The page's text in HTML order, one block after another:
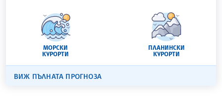
МОРСКИ
КУРОРТИ
ПЛАНИНСКИ
КУРОРТИ
ВИЖ ПЪЛНАТА ПРОГНОЗА